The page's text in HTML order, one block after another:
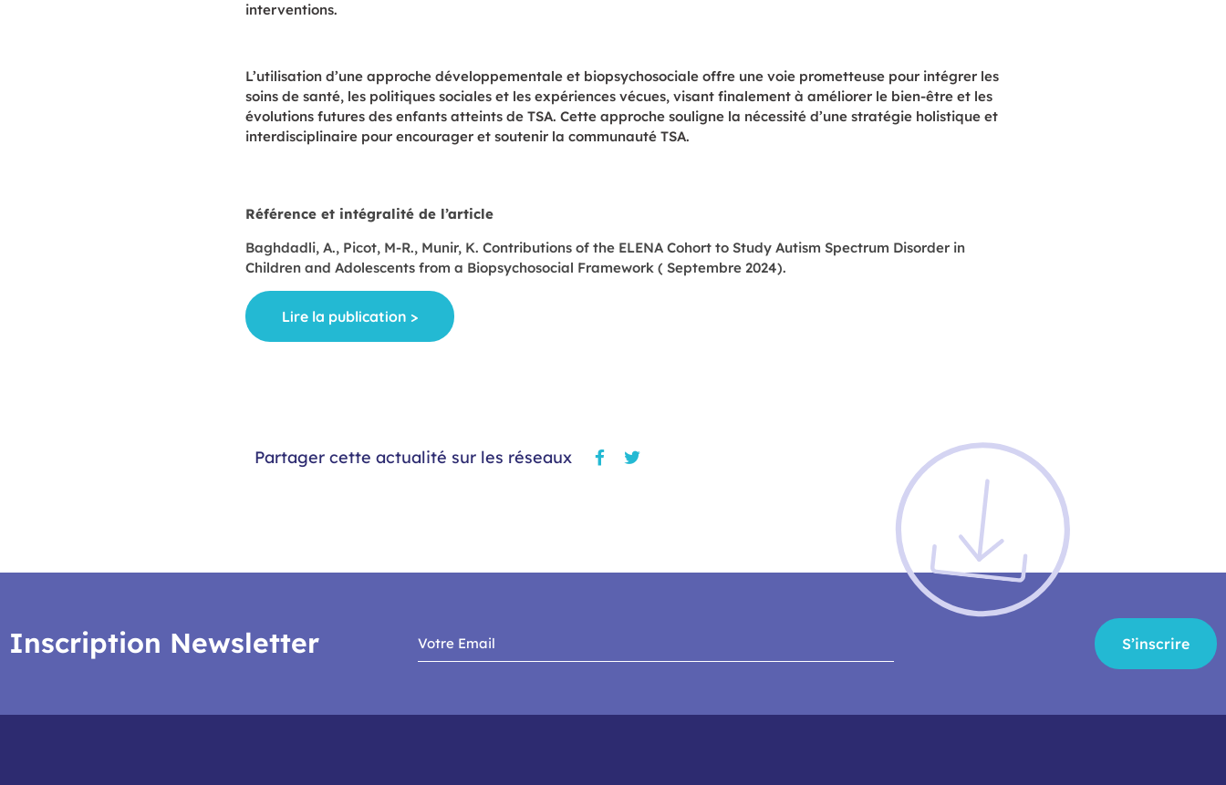
interventions.
L’utilisation d’une approche développementale et biopsychosociale offre une voie prometteuse pour intégrer les
soins de santé, les politiques socialeset les expériences vécues, visant finalement à améliorer le bien-être et les
évolutions futures des enfants atteints de TSA. Cette approche souligne la nécessité d’une stratégie holistique et
interdisciplinaire pour encourager et soutenir la communauté TSA.
Référence et intégralité de l’article
Baghdadli, A., Picot, M-R., Munir, K. Contributions of the ELENA Cohort to Study Autism Spectrum Disorder in
Children and Adolescents from a Biopsychosocial Framework ( Septembre 2024).
Lire la publication >
Partager cette actualité sur les réseaux
Inscription Newsletter S’inscrire